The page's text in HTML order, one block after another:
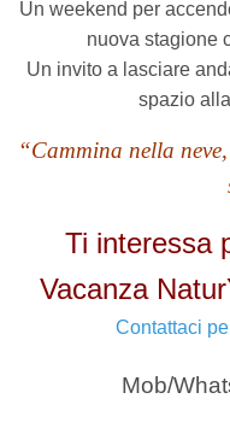
Un weekend per
nuova stagione
Un invito a lasciare
spazio
“Cammina nella
Ti interessa
Vacanza
Contattaci
Mob/